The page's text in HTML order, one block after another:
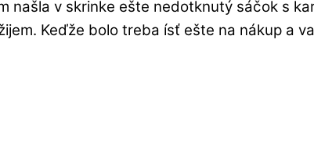
v skrinke ešte nedotknutý sáčok s
Keďže bolo treba ísť ešte na nákup a